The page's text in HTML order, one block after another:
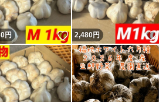
！
円 いいね！
2,480円